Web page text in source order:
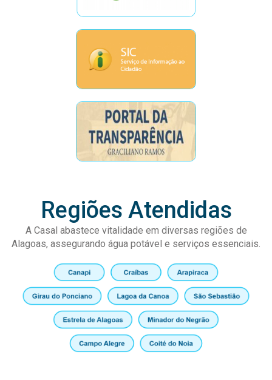
Regiões Atendidas
A Casal abastece vitalidade em diversas regiões de
Alagoas, assegurando água potável e serviços essenciais.